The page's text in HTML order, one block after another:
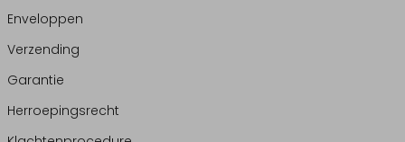
Enveloppen
Verzending
Garantie
Herroepingsrecht